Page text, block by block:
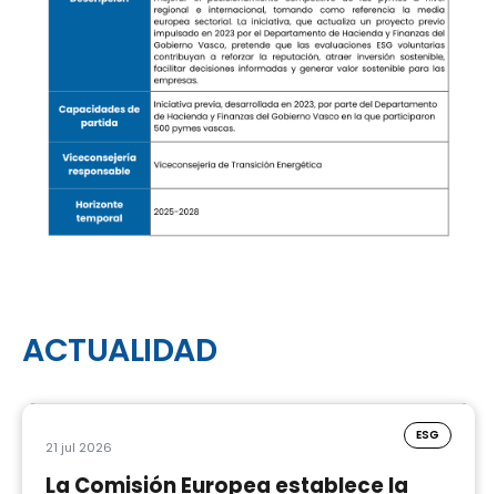
ACTUALIDAD
21 jul 2026
ESG
La Comisión Europea establece la